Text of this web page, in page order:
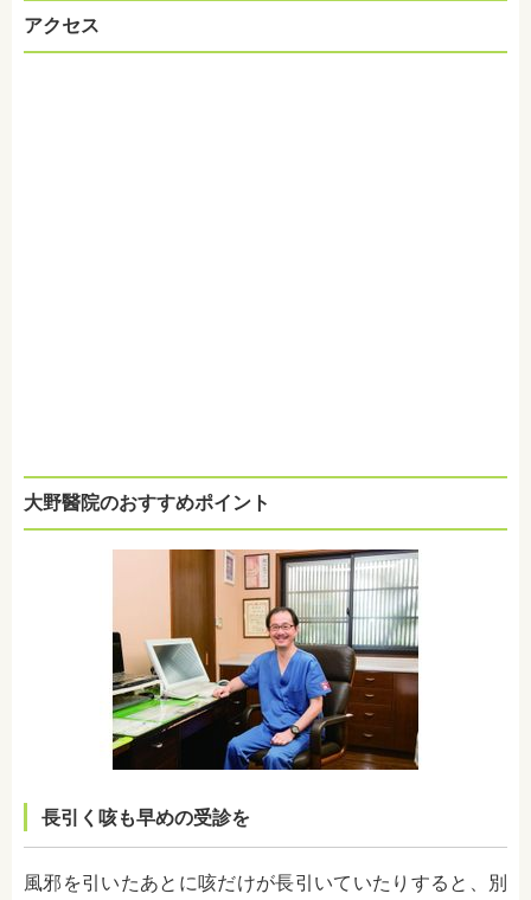
アクセス
大野醫院のおすすめポイント
長引く咳も早めの受診を
風邪を引いたあとに咳だけが長引いていたりすると、別